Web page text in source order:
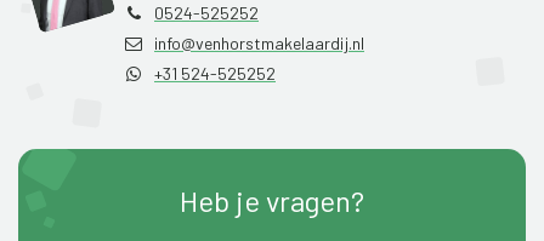
0524-525252
info@venhorstmakelaardij.nl
+31 524-525252
Heb je vragen?